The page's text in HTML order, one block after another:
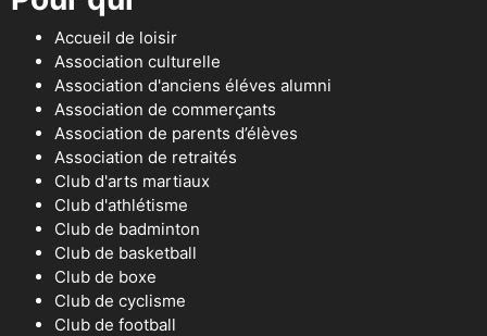
Accueil de loisir
Association culturelle
Association d'anciens éléves alumni
Association de commerçants
Association de parents d’élèves
Association de retraités
Club d'arts martiaux
Club d'athlétisme
Club de badminton
Club de basketball
Club de boxe
Club de cyclisme
Club de football